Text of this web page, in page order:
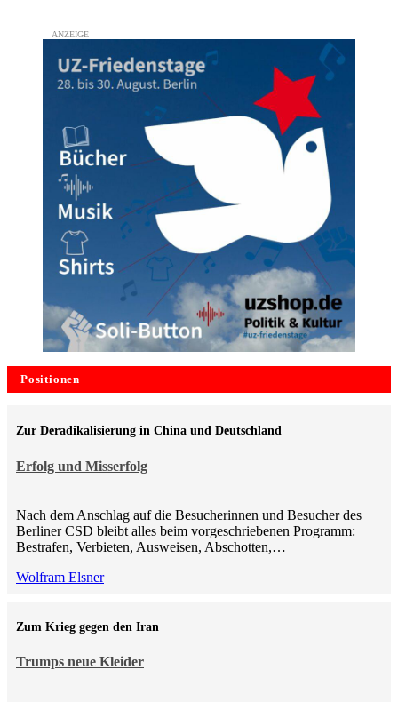
Positionen
Erfolg und Misserfolg
Zur Deradikalisierung in China und Deutschland
Nach dem Anschlag auf die Besucherinnen und Besucher des
Berliner CSD bleibt alles beim vorgeschriebenen Programm:
Bestrafen, Verbieten, Ausweisen, Abschotten,…
Wolfram Elsner
Trumps neue Kleider
Zum Krieg gegen den Iran